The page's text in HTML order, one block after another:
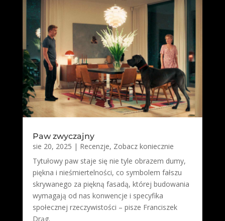
Paw zwyczajny
sie 20, 2025 | Recenzje, Zobacz koniecznie
Tytułowy paw staje się nie tyle obrazem dumy,
piękna i nieśmiertelności, co symbolem fałszu
skrywanego za piękną fasadą, której budowania
wymagają od nas konwencje i specyfika
społecznej rzeczywistości – pisze Franciszek
Drąg.